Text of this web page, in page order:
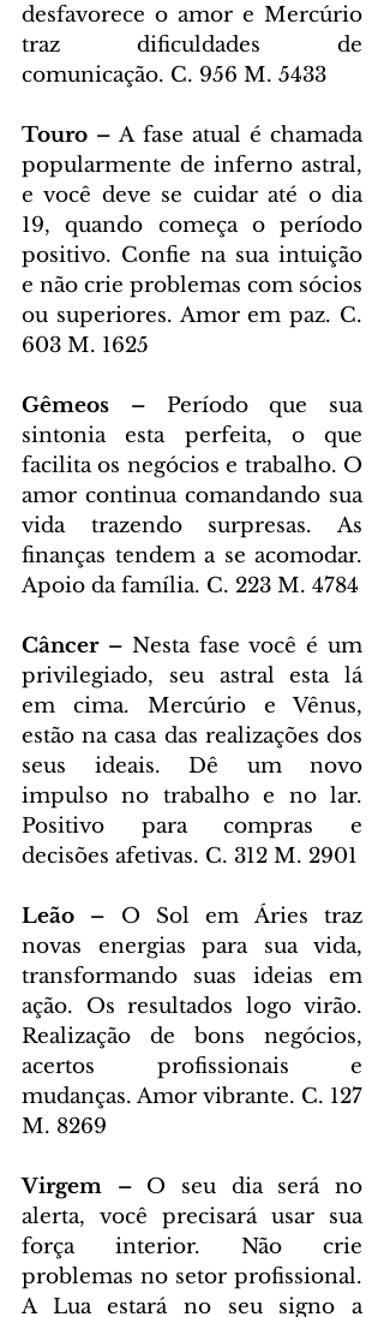
desfavorece o amor e Mercúrio
traz dificuldades de
comunicação. C. 956 M. 5433
Touro – A fase atual é chamada
popularmente de inferno astral,
e você deve se cuidar até o dia
19, quando começa o período
positivo. Confie na sua intuição
e não crie problemas com sócios
ou superiores. Amor em paz. C.
603 M. 1625
Gêmeos – Período que sua
sintonia esta perfeita, o que
facilita os negócios e trabalho. O
amor continua comandando sua
vida trazendo surpresas. As
finanças tendem a se acomodar.
Apoio da família. C. 223 M. 4784
Câncer – Nesta fase você é um
privilegiado, seu astral esta lá
em cima. Mercúrio e Vênus,
estão na casa das realizações dos
seus ideais. Dê um novo
impulso no trabalho e no lar.
Positivo para compras e
decisões afetivas. C. 312 M. 2901
Leão – O Sol em Áries traz
novas energias para sua vida,
transformando suas ideias em
ação. Os resultados logo virão.
Realização de bons negócios,
acertos profissionais e
mudanças. Amor vibrante. C. 127
M. 8269
Virgem – O seu dia será no
alerta, você precisará usar sua
força interior. Não crie
problemas no setor profissional.
A Lua estará no seu signo a